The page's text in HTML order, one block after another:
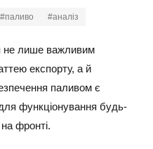
#паливо #аналіз
не лише важливим
експорту, а й
паливом є
функціонування будь-
фронті.